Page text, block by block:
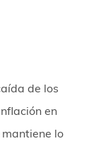
de los
en
lo